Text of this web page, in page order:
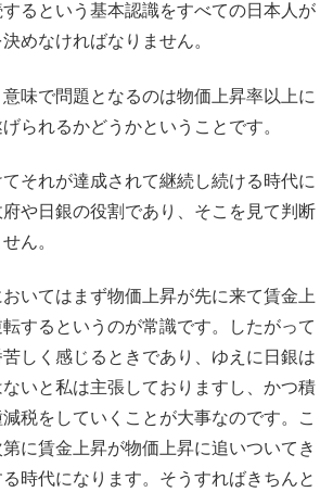
るという基本認識をすべての日本人が
めなければなりません。
味で問題となるのは物価上昇率以上に
られるかどうかということです。
それが達成されて継続し続ける時代に
や日銀の役割であり、そこを見て判断
ん。
いてはまず物価上昇が先に来て賃金上
するというのが常識です。したがって
しく感じるときであり、ゆえに日銀は
いと私は主張しておりますし、かつ積
税をしていくことが大事なのです。こ
に賃金上昇が物価上昇に追いついてき
時代になります。そうすればきちんと